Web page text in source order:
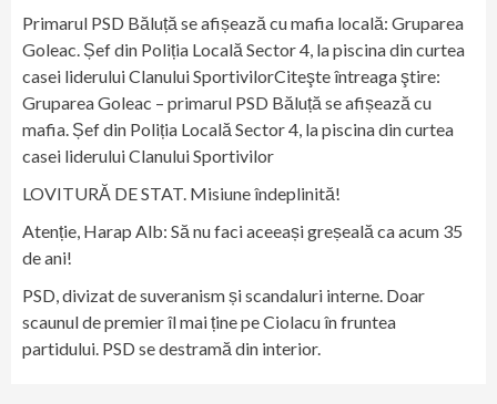
Primarul PSD Băluță se afișează cu mafia locală: Gruparea
Goleac. Șef din Poliția Locală Sector 4, la piscina din curtea
casei liderului Clanului SportivilorCiteşte întreaga ştire:
Gruparea Goleac – primarul PSD Băluță se afișează cu
mafia. Șef din Poliția Locală Sector 4, la piscina din curtea
casei liderului Clanului Sportivilor
LOVITURĂ DE STAT. Misiune îndeplinită!
Atenție, Harap Alb: Să nu faci aceeași greșeală ca acum 35
de ani!
PSD, divizat de suveranism și scandaluri interne. Doar
scaunul de premier îl mai ține pe Ciolacu în fruntea
partidului. PSD se destramă din interior.